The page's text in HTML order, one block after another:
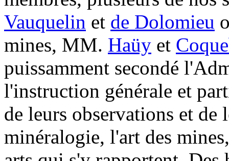
Vauquelin et de Dolomieu
mines, MM. Haüy et
puissamment secondé
l'instruction générale et
de leurs observations et
minéralogie, l'art des